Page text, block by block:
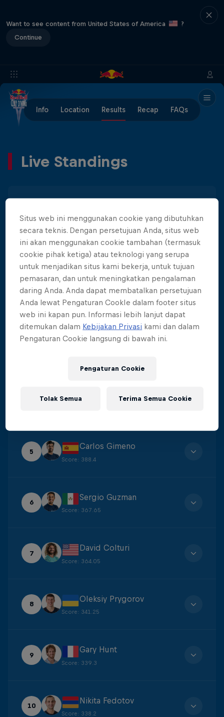
Want to see content from United States of America
?
Continue
Info Location Results Recap FAQs
Live Standings
Aidan Heslop
Score:475.8
2
Constantin Popovici
Score:438.6
Yolotl Martinez
James Lichtenstein
5
Carlos Gimeno
Score: 388.4
6
Sergio Guzman
Score: 367.65
7
David Colturi
Score: 364.05
8
Oleksiy Prygorov
Score: 341.25
9
Gary Hunt
Score: 339.3
10
Nikita Fedotov
Score: 338.2
Situs web ini menggunakan cookie yang dibutuhkan
secara teknis. Dengan persetujuan Anda, situs web
ini akan menggunakan cookie tambahan (termasuk
cookie pihak ketiga) atau teknologi yang serupa
untuk menjadikan situs kami bekerja, untuk tujuan
pemasaran, dan untuk meningkatkan pengalaman
daring Anda. Anda dapat membatalkan persetujuan
Anda lewat Pengaturan CookIe dalam footer situs
web ini kapan pun. Informasi lebih lanjut dapat
ditemukan dalam Kebijakan Privasi kami dan dalam
Pengaturan Cookie langsung di bawah ini.
Pengaturan Cookie
Tolak Semua Terima Semua Cookie